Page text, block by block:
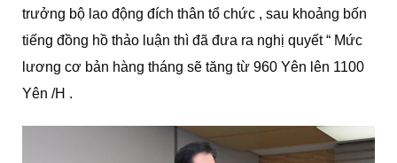
trưởng bộ lao động đích thân tổ chức , sau khoảng bốn
tiếng đồng hồ thảo luận thì đã đưa ra nghị quyết “ Mức
lương cơ bản hàng tháng sẽ tăng từ 960 Yên lên 1100
Yên /H .